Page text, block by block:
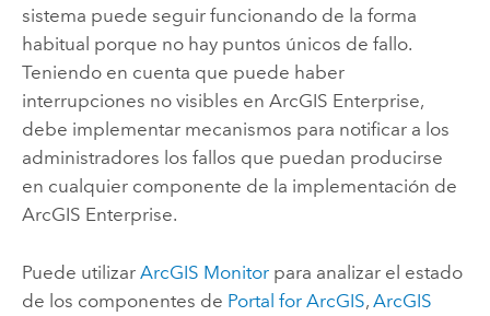
sistema puede seguir funcionando de la forma
habitual porque no hay puntos únicos de fallo.
Teniendo en cuenta que puede haber
interrupciones no visibles en ArcGIS Enterprise,
debe implementar mecanismos para notificar a los
administradores los fallos que puedan producirse
en cualquier componente de la implementación de
ArcGIS Enterprise.
Puede utilizar ArcGIS Monitorpara analizar el estado
de los componentes de Portal for ArcGIS, ArcGIS